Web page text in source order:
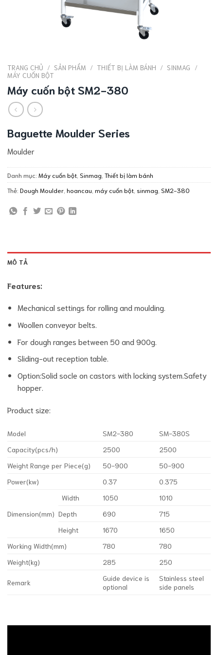
TRANG CHỦ / SẢN PHẨM / THIẾT BỊ LÀM BÁNH / SINMAG
/
MÁY CUỐN BỘT
Máy cuốn bột SM2-380
Baguette Moulder Series
Moulder
Danh mục: Máy cuốn bột Sinmag Thiết bị làm bánh
Thẻ: Dough Moulder hoancau máy cuốn bột sinmag SM2-380
MÔ TẢ
Features:
Mechanical settings for rolling and moulding.
Woollen conveyor belts.
For dough ranges between 50 and 900g.
Sliding-out reception table.
Option:Solid socle on castors with locking system.Safety
hopper.
Product size:
Model SM2-380
SM-380S
Capacity(pcs/h)
2500
2500
Weight Range per Piece(g)
50-900
50-900
Power(kw)
0.37 0.375
Dimension(mm)
Width 1050
1010
Depth
690
715
Height
1670
1650
Working Width(mm)
780
780
Weight(kg)
285 250
Remark
Guide device is
optional
Stainless steel
side panels